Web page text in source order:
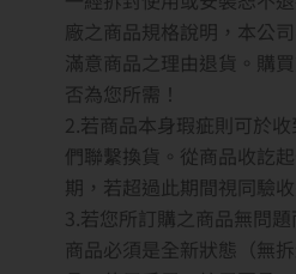
廠之商品規格說明，本公
滿意商品之理由退貨。購
否為您所需！
2.若商品本身瑕疵則可於
們聯繫換貨。從商品收訖
期，若超過此期間視同驗收
3.若您所訂購之商品無問
商品必須是全新狀態（無